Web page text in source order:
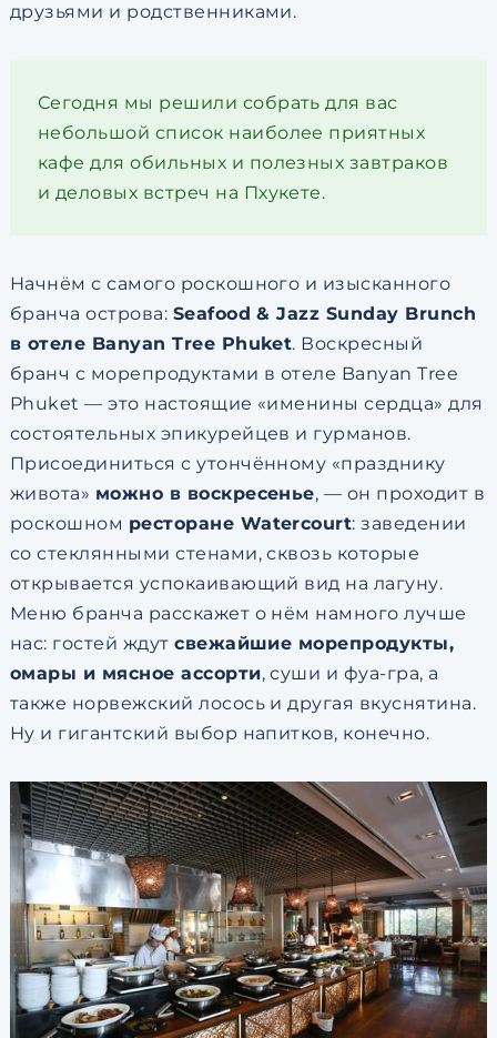
друзьями и родственниками.
Сегодня мы решили собрать для вас
небольшой список наиболее приятных
кафе для обильных и полезных завтраков
и деловых встреч на Пхукете.
Начнём с самого роскошного и изысканного
бранча острова: Seafood & Jazz Sunday Brunch
в отеле Banyan Tree Phuket. Воскресный
бранч с морепродуктами в отеле Banyan Tree
Phuket — это настоящие «именины сердца» для
состоятельных эпикурейцев и гурманов.
Присоединиться с утончённому «празднику
живота» можно в воскресенье, — он проходит в
роскошном ресторане Watercourt: заведении
со стеклянными стенами, сквозь которые
открывается успокаивающий вид на лагуну.
Меню бранча расскажет о нём намного лучше
нас: гостей ждутсвежайшие морепродукты,
омары и мясное ассорти, суши и фуа-гра, а
также норвежский лосось и другая вкуснятина.
Ну и гигантский выбор напитков, конечно.